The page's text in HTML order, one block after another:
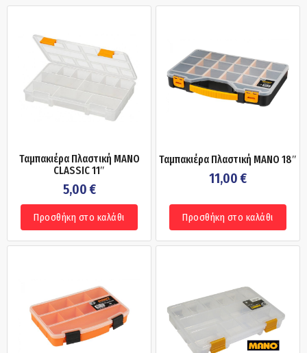
Ταμπακιέρα Πλαστική MANO
CLASSIC 11″
5,00€
Προσθήκη στο καλάθι
Ταμπακιέρα Πλαστική MANO 18″
11,00€
Προσθήκη στο καλάθι